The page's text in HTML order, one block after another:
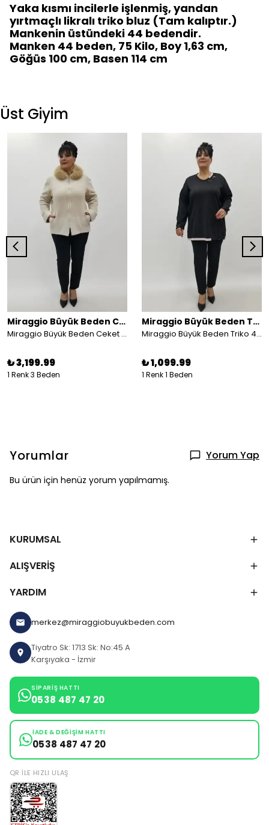
Yaka kısmı incilerle işlenmiş, yandan
yırtmaçlı likralı triko bluz (Tam kalıptır.)
Mankenin üstündeki 44 bedendir.
Manken 44 beden, 75 Kilo, Boy 1,63 cm,
Göğüs 100 cm, Basen 114 cm
Üst Giyim
Miraggio Büyük Beden Ceket
Miraggio Büyük Beden Ceket 4139 KREM
₺ 3,199.99
1 Renk 3 Beden
Miraggio Büyük Beden Triko
Miraggio Büyük Beden Triko 4104 SİYAH
₺ 1,099.99
1 Renk 1 Beden
Yorumlar Yorum Yap
Bu ürün için henüz yorum yapılmamış.
KURUMSAL
ALIŞVERİŞ
YARDIM
merkez@miraggiobuyukbeden.com
Tiyatro Sk: 1713 Sk: No:45 A
Karşıyaka - İzmir
SIPARIŞ HATTI
0538 487 47 20
İADE & DEĞIŞIM HATTI
0538 487 47 20
QR ILE HIZLI ULAŞ